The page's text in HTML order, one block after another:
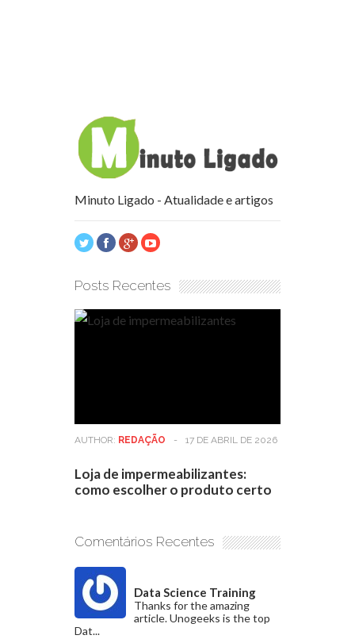
Minuto Ligado - Atualidade e artigos
Posts Recentes
AUTHOR: REDAÇÃO - 17 DE ABRIL DE 2026
Loja de impermeabilizantes:
como escolher o produto certo
Comentários Recentes
Data Science Training
Thanks for the amazing
article. Unogeeks is the top
Dat...